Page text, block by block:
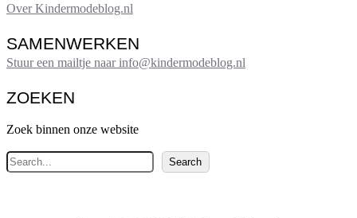
Over Kindermodeblog.nl
SAMENWERKEN
Stuur een mailtje naar info@kindermodeblog.nl
ZOEKEN
Zoek binnen onze website
Z
o
Search